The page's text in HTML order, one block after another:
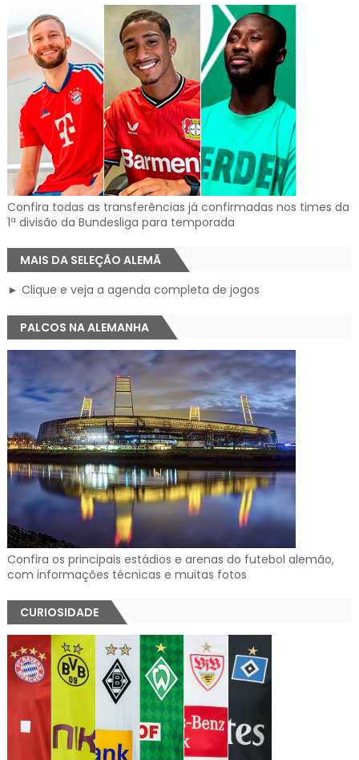
Confira todas as transferências já confirmadas nos times da
1ª divisão da Bundesliga para temporada
MAIS DA SELEÇÃO ALEMÃ
► Clique e veja a agenda completa de jogos
PALCOS NA ALEMANHA
Confira os principais estádios e arenas do futebol alemão,
com informações técnicas e muitas fotos
CURIOSIDADE